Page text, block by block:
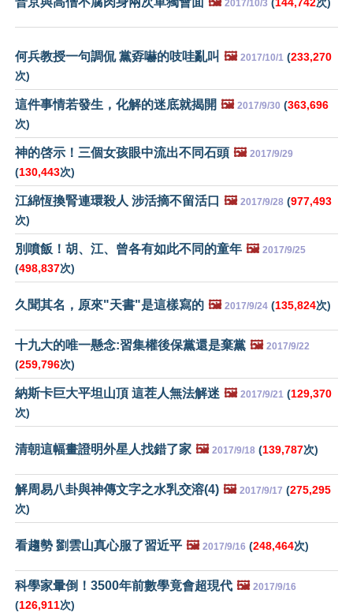
2017/10/3
何兵教授一句調侃 黨孬嚇的吱哇亂叫 🖼️ 2017/10/1 (233,270
次)
這件事情若發生，化解的迷底就揭開 🖼️ 2017/9/30 (363,696
次)
神的啓示！三個女孩眼中流出不同石頭 🖼️ 2017/9/29
(130,443次)
江綿恆換腎連環殺人 涉活摘不留活口 🖼️ 2017/9/28 (977,493
次)
別噴飯！胡、江、曾各有如此不同的童年 🖼️ 2017/9/25
(498,837次)
久聞其名，原來"天書"是這樣寫的 🖼️ 2017/9/24 (135,824次)
十九大的唯一懸念:習集權後保黨還是棄黨 🖼️ 2017/9/22
(259,796次)
納斯卡巨大平坦山頂 這茬人無法解迷 🖼️ 2017/9/21 (129,370
次)
清朝這幅畫證明外星人找錯了家 🖼️ 2017/9/18 (139,787次)
解周易八卦與神傳文字之水乳交溶(4) 🖼️ 2017/9/17 (275,295
次)
看趨勢 劉雲山真心服了習近平 🖼️ 2017/9/16 (248,464次)
科學家暈倒！3500年前數學竟會超現代 🖼️ 2017/9/16
(126,911次)